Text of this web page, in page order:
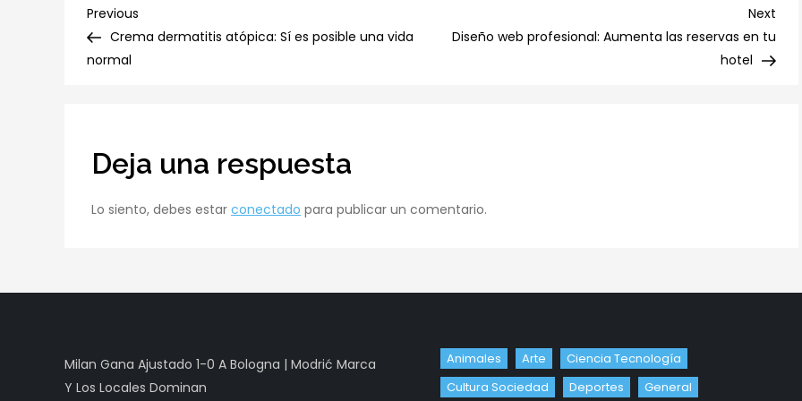
en
Madrid:
Antes,
Navegación
de
Previous
Post
Previous
Crema dermatitis atópica: Sí es posible una vida
normal
Next
Diseño web profesional: Aumenta las reservas en tu
hotel
Deja una respuesta
Lo siento, debes estar conectado para publicar un comentario.
Milan Gana Ajustado 1-0 A Bologna | Modrić Marca
Y Los Locales Dominan
Animales Arte
Ciencia Tecnología
Cultura Sociedad
Deportes General